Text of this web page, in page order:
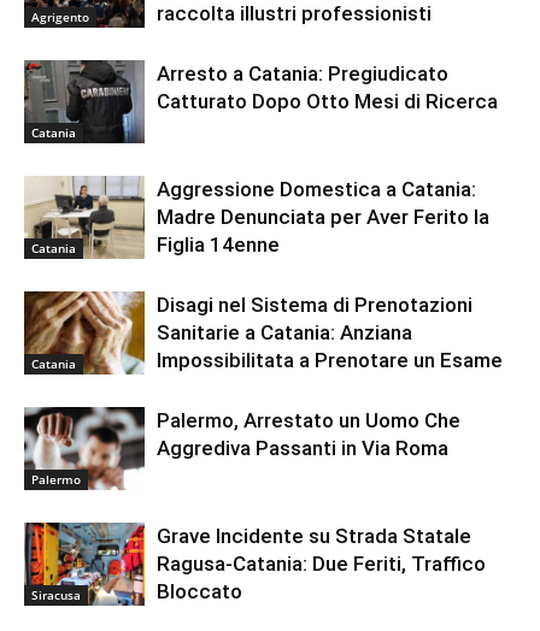
Agrigento
raccolta illustri professionisti
Catania
Arresto a Catania: Pregiudicato
Catturato Dopo Otto Mesi di Ricerca
Catania
Aggressione Domestica a Catania:
Madre Denunciata per Aver Ferito la
Figlia 14enne
Catania
Disagi nel Sistema di Prenotazioni
Sanitarie a Catania: Anziana
Impossibilitata a Prenotare un Esame
Palermo
Palermo, Arrestato un Uomo Che
Aggrediva Passanti in Via Roma
Siracusa
Grave Incidente su Strada Statale
Ragusa-Catania: Due Feriti, Traffico
Bloccato